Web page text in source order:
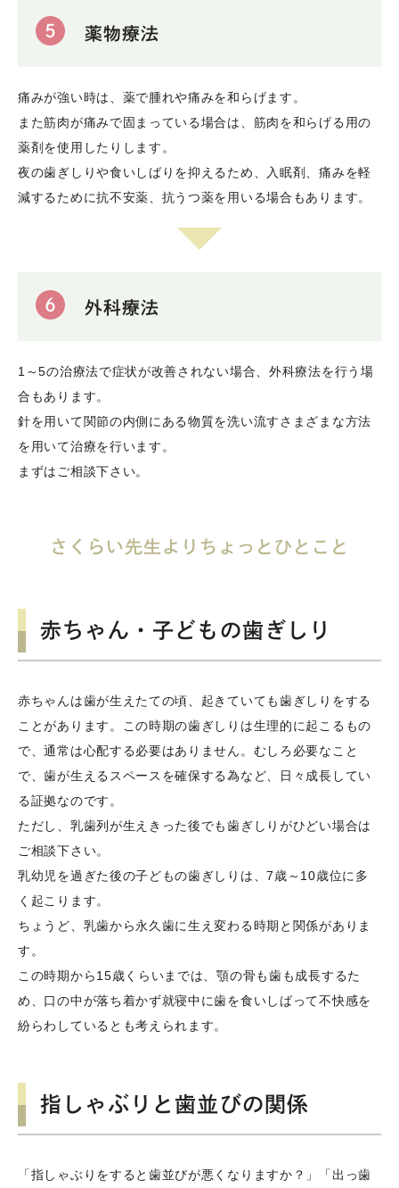
5 薬物療法
痛みが強い時は、薬で腫れや痛みを和らげます。
また筋肉が痛みで固まっている場合は、筋肉を和らげる用の
薬剤を使用したりします。
夜の歯ぎしりや食いしばりを抑えるため、入眠剤、痛みを軽
減するために抗不安薬、抗うつ薬を用いる場合もあります。
6 外科療法
1～5の治療法で症状が改善されない場合、外科療法を行う場
合もあります。
針を用いて関節の内側にある物質を洗い流すさまざまな方法
を用いて治療を行います。
まずはご相談下さい。
さくらい先生よりちょっとひとこと
赤ちゃん・子どもの歯ぎしり
赤ちゃんは歯が生えたての頃、起きていても歯ぎしりをする
ことがあります。この時期の歯ぎしりは生理的に起こるもの
で、通常は心配する必要はありません。むしろ必要なこと
で、歯が生えるスペースを確保する為など、日々成長してい
る証拠なのです。
ただし、乳歯列が生えきった後でも歯ぎしりがひどい場合は
ご相談下さい。
乳幼児を過ぎた後の子どもの歯ぎしりは、7歳～10歳位に多
く起こります。
ちょうど、乳歯から永久歯に生え変わる時期と関係がありま
す。
この時期から15歳くらいまでは、顎の骨も歯も成長するた
め、口の中が落ち着かず就寝中に歯を食いしばって不快感を
紛らわしているとも考えられます。
指しゃぶりと歯並びの関係
「指しゃぶりをすると歯並びが悪くなりますか？」「出っ歯